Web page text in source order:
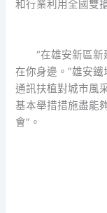
和行業利用全國雙
“在雄安新區新
在你身邊。”雄安
通訊扶植對城市風
基本舉措措施盡能
會”。